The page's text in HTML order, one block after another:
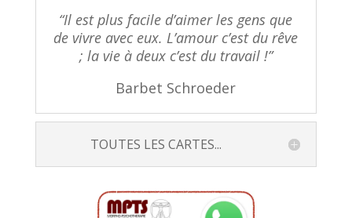
“Il est plus facile d’aimer les gens que
de vivre avec eux. L’amour c’est du rêve
; la vie à deux c’est du travail !”
Barbet Schroeder
TOUTES LES CARTES...